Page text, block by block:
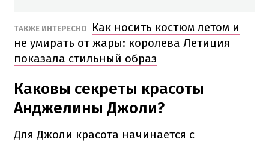
ТАКЖЕ ИНТЕРЕСНО
Как носить костюм летом и
не умирать от жары: королева Летиция
показала стильный образ
Каковы секреты красоты
Анджелины Джоли?
Для Джоли красота начинается с